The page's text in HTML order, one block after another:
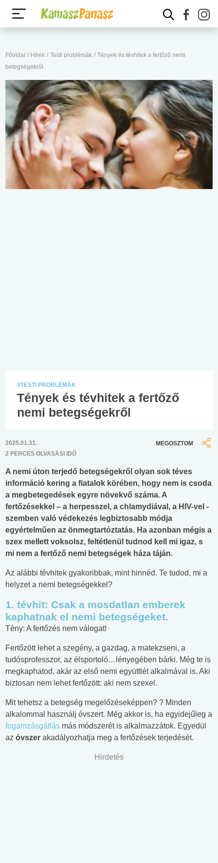
Főoldal / Hírek / Testi problémák / Tények és tévhitek a fertőző nemi
betegségekről
#TESTI PROBLÉMÁK
Tények és tévhitek a fertőző
nemi betegségekről
2025.01.31.
2 PERCES OLVASÁSI IDŐ
MEGOSZTOM
A nemi úton terjedő betegségekről olyan sok téves
információ kering a fiatalok körében, hogy nem is csoda
a megbetegedések egyre növekvő száma. A
fertőzésekkel – a herpesszel, a chlamydiával, a HIV-vel -
szemben való védekezés legbiztosabb módja
egyértelműen az önmegtartóztatás. Ha azonban mégis a
szex mellett voksolsz, feltétlenül tudnod kell mi igaz, s
mi nem a fertőző nemi betegségek háza táján.
Az alábbi tévhitek gyakoribbak, mint hinnéd. Te tudod, mi a
helyzet a nemi betegségekkel?
1. tévhit: Csak a mosdatlan emberek
kaphatnak el nemi betegségeket.
Tény: A fertőzés nem válogat!
Fertőzött lehet a szegény, a gazdag, a matekzseni, a
tudósprofesszor, az élsportoló…lényegében bárki. Még te is
megkaphatod, akár az első nemi együttlét alkalmával is. Aki
biztosan nem lehet fertőzött: aki nem szexel.
Mit tehetsz a betegség megelőzéseképpen? ? Minden
alkalommal használj óvszert. Még akkor is, ha egyidejűleg a
fogamzásgátlás más módszerét is alkalmazzátok. Egyedül
az óvszer akadályozhatja meg a fertőzések terjedését.
Hirdetés